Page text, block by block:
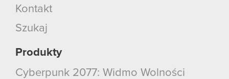
Kontakt
Szukaj
Produkty
Cyberpunk 2077: Widmo Wolności